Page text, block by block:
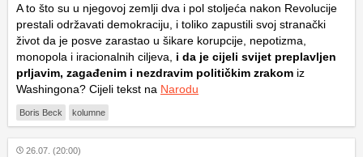
A to što su u njegovoj zemlji dva i pol stoljeća nakon Revolucije
prestali održavati demokraciju, i toliko zapustili svoj stranački
život da je posve zarastao u šikare korupcije, nepotizma,
monopola i iracionalnih ciljeva, i da je cijeli svijet preplavljen
prljavim, zagađenim i nezdravim političkim zrakom iz
Washingona? Cijeli tekst na Narodu
Boris Beck kolumne
26.07. (20:00)